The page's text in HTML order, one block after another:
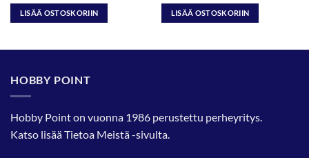
LISÄÄ OSTOSKORIIN LISÄÄ OSTOSKORIIN
HOBBY POINT
Hobby Point on vuonna 1986 perustettu perheyritys.
Katso lisääTietoa Meistä-sivulta.